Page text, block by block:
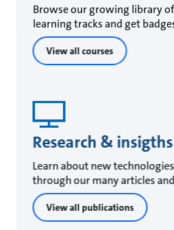
Browse our growing library
learning tracks and get
View all courses
Research & insigths
Learn about new
through our many articles
View all publications